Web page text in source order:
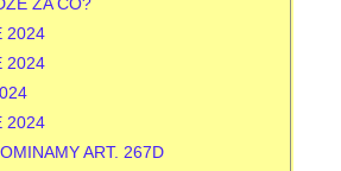
2024
2024
2024
ART. 267D